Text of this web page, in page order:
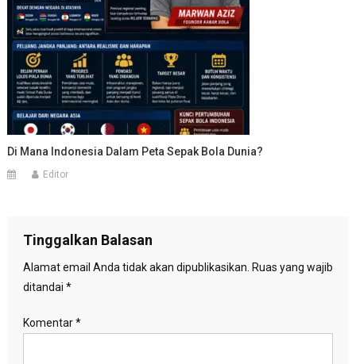
Di Mana Indonesia Dalam Peta Sepak Bola Dunia?
Editor
Tinggalkan Balasan
Alamat email Anda tidak akan dipublikasikan. Ruas yang wajib
ditandai *
Komentar*